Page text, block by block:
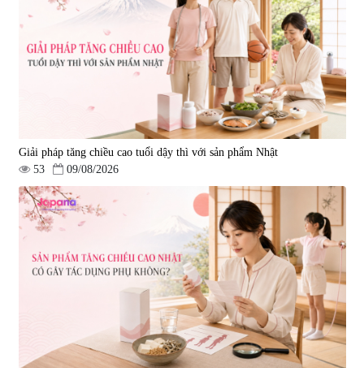
Giải pháp tăng chiều cao tuổi dậy thì với sản phẩm Nhật
53
09/08/2026